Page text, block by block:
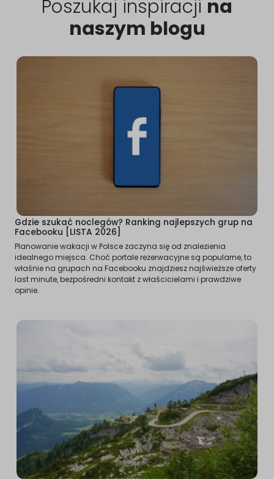
Poszukaj inspiracji na
naszym blogu
Gdzie szukać noclegów? Ranking najlepszych grup na
Facebooku [LISTA 2026]
Planowanie wakacji w Polsce zaczyna się od znalezienia
idealnego miejsca. Choć portale rezerwacyjne są popularne, to
właśnie na grupach na Facebooku znajdziesz najświeższe oferty
last minute, bezpośredni kontakt z właścicielami i prawdziwe
opinie.